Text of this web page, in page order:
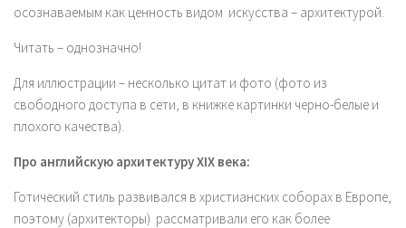
осознаваемым как ценность видом искусства – архитектурой.
Читать – однозначно!
Для иллюстрации – несколько цитат и фото (фото из
свободного доступа в сети, в книжке картинки черно-белые и
плохого качества).
Про английскую архитектуру XIX века:
Готический стиль развивался в христианских соборах в Европе,
поэтому (архитекторы) рассматривали его как более